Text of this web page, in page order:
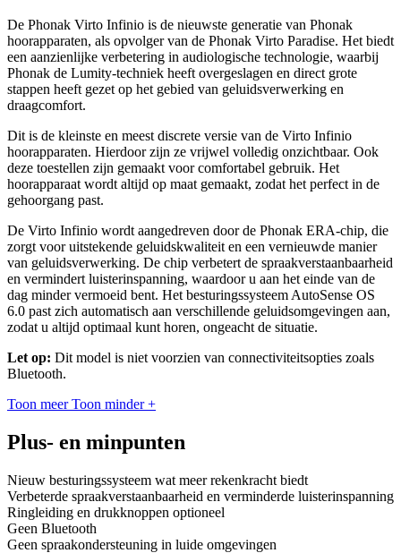
De Phonak Virto Infinio is de nieuwste generatie van Phonak
hoorapparaten, als opvolger van de Phonak Virto Paradise. Het biedt
een aanzienlijke verbetering in audiologische technologie, waarbij
Phonak de Lumity-techniek heeft overgeslagen en direct grote
stappen heeft gezet op het gebied van geluidsverwerking en
draagcomfort.
Dit is de kleinste en meest discrete versie van de Virto Infinio
hoorapparaten. Hierdoor zijn ze vrijwel volledig onzichtbaar. Ook
deze toestellen zijn gemaakt voor comfortabel gebruik. Het
hoorapparaat wordt altijd op maat gemaakt, zodat het perfect in de
gehoorgang past.
De Virto Infinio wordt aangedreven door de Phonak ERA-chip, die
zorgt voor uitstekende geluidskwaliteit en een vernieuwde manier
van geluidsverwerking. De chip verbetert de spraakverstaanbaarheid
en vermindert luisterinspanning, waardoor u aan het einde van de
dag minder vermoeid bent. Het besturingssysteem AutoSense OS
6.0 past zich automatisch aan verschillende geluidsomgevingen aan,
zodat u altijd optimaal kunt horen, ongeacht de situatie.
Let op: Dit model is niet voorzien van connectiviteitsopties zoals
Bluetooth.
Toon meer Toon minder +
Plus- en minpunten
Nieuw besturingssysteem wat meer rekenkracht biedt
Verbeterde spraakverstaanbaarheid en verminderde luisterinspanning
Ringleiding en drukknoppen optioneel
Geen Bluetooth
Geen spraakondersteuning in luide omgevingen